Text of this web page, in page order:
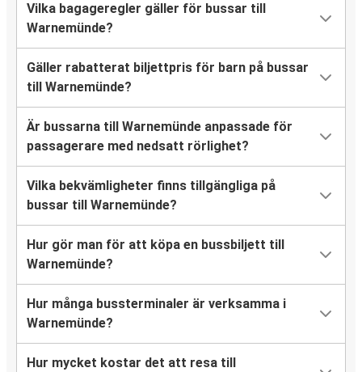
Vilka bagageregler gäller för bussar till
Warnemünde?
Gäller rabatterat biljettpris för barn på bussar
till Warnemünde?
Är bussarna till Warnemünde anpassade för
passagerare med nedsatt rörlighet?
Vilka bekvämligheter finns tillgängliga på
bussar till Warnemünde?
Hur gör man för att köpa en bussbiljett till
Warnemünde?
Hur många bussterminaler är verksamma i
Warnemünde?
Hur mycket kostar det att resa till